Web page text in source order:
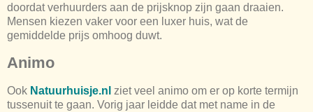
doordat verhuurders aan de prijsknop zijn gaan draaien.
Mensen kiezen vaker voor een luxer huis, wat de
gemiddelde prijs omhoog duwt.
Animo
Ook Natuurhuisje.nl ziet veel animo om er op korte termijn
tussenuit te gaan. Vorig jaar leidde dat met name in de